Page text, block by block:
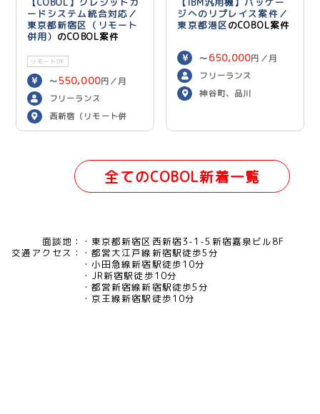
ードシステム統合対応／
東京都新宿区（リモート
併用） のCOBOL案件
リモートOK
〜 550,000円／月
フリーランス
西新宿（リモート併
用）
ジへのリプレイス案件／
東京都港区のCOBOL案件
〜 650,000円／月
フリーランス
神谷町、品川
全てのCOBOL新着一覧
面談地：
東京都新宿区西新宿3-1-5新宿嘉泉ビル8F
交通アクセス：
都営大江戸線新宿駅徒歩5分
小田急線新宿駅徒歩10分
JR新宿駅徒歩10分
都営新宿線新宿駅徒歩5分
京王線新宿駅徒歩10分